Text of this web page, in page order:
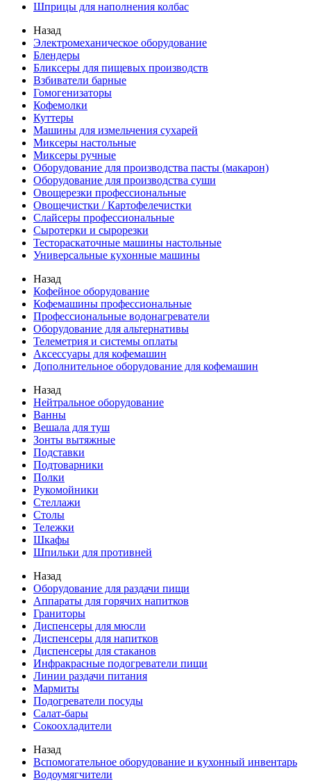
Шприцы для наполнения колбас
Назад
Электромеханическое оборудование
Блендеры
Бликсеры для пищевых производств
Взбиватели барные
Гомогенизаторы
Кофемолки
Куттеры
Машины для измельчения сухарей
Миксеры настольные
Миксеры ручные
Оборудование для производства пасты (макарон)
Оборудование для производства суши
Овощерезки профессиональные
Овощечистки / Картофелечистки
Слайсеры профессиональные
Сыротерки и сырорезки
Тестораскаточные машины настольные
Универсальные кухонные машины
Назад
Кофейное оборудование
Кофемашины профессиональные
Профессиональные водонагреватели
Оборудование для альтернативы
Телеметрия и системы оплаты
Аксессуары для кофемашин
Дополнительное оборудование для кофемашин
Назад
Нейтральное оборудование
Ванны
Вешала для туш
Зонты вытяжные
Подставки
Подтоварники
Полки
Рукомойники
Стеллажи
Столы
Тележки
Шкафы
Шпильки для противней
Назад
Оборудование для раздачи пищи
Аппараты для горячих напитков
Граниторы
Диспенсеры для мюсли
Диспенсеры для напитков
Диспенсеры для стаканов
Инфракрасные подогреватели пищи
Линии раздачи питания
Мармиты
Подогреватели посуды
Салат-бары
Сокоохладители
Назад
Вспомогательное оборудование и кухонный инвентарь
Водоумягчители